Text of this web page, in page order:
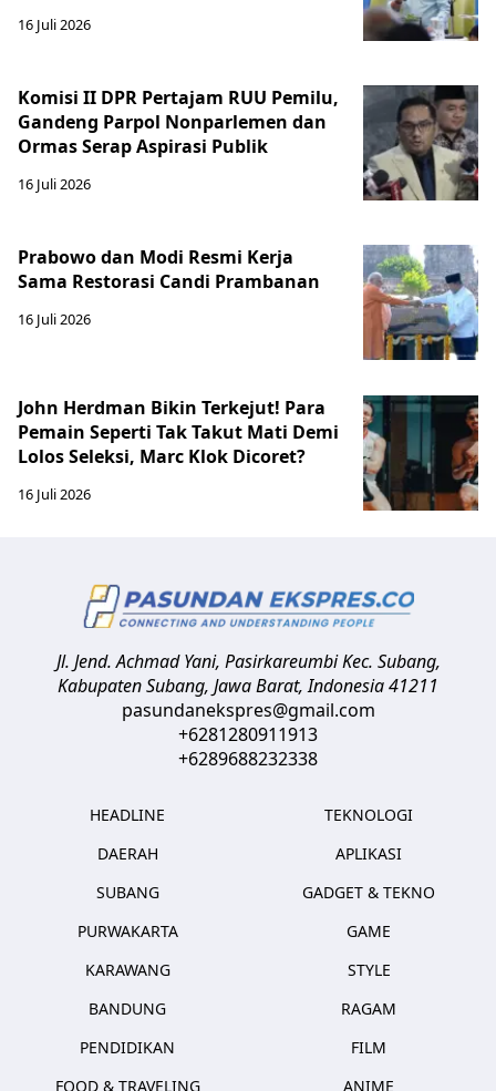
16 Juli 2026
Komisi II DPR Pertajam RUU Pemilu,
Gandeng Parpol Nonparlemen dan
Ormas Serap Aspirasi Publik
16 Juli 2026
Prabowo dan Modi Resmi Kerja
Sama Restorasi Candi Prambanan
16 Juli 2026
John Herdman Bikin Terkejut! Para
Pemain Seperti Tak Takut Mati Demi
Lolos Seleksi, Marc Klok Dicoret?
16 Juli 2026
Jl. Jend. Achmad Yani, Pasirkareumbi Kec. Subang,
Kabupaten Subang, Jawa Barat,Indonesia41211
pasundanekspres@gmail.com
+6281280911913
+6289688232338
HEADLINE
DAERAH
SUBANG
PURWAKARTA
KARAWANG
BANDUNG
PENDIDIKAN
FOOD & TRAVELING
TEKNOLOGI
APLIKASI
GADGET & TEKNO
GAME
STYLE
RAGAM
FILM
ANIME